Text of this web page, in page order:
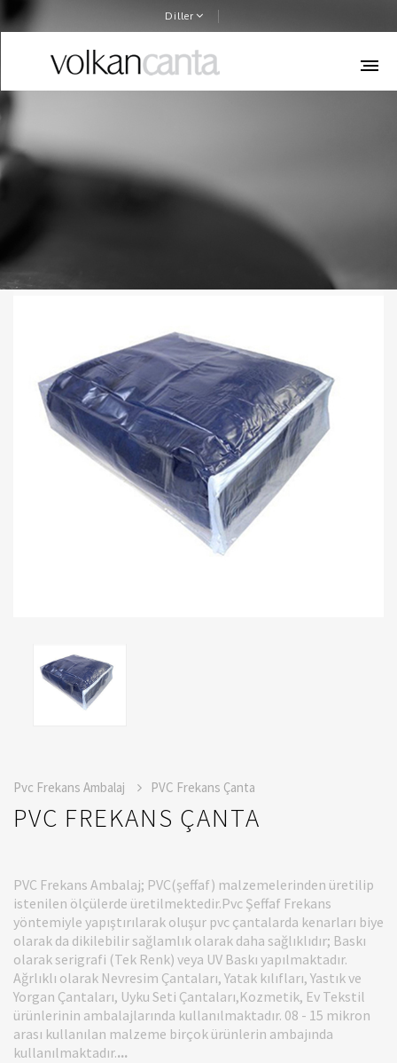
Diller
Pvc Frekans Ambalaj PVC Frekans Çanta
PVC FREKANS ÇANTA
PVC Frekans Ambalaj; PVC(şeffaf) malzemelerinden üretilip
istenilen ölçülerde üretilmektedir.Pvc Şeffaf Frekans
yöntemiyle yapıştırılarak oluşur pvc çantalarda kenarları biye
olarak da dikilebilir sağlamlık olarak daha sağlıklıdır; Baskı
olarak serigrafi (Tek Renk) veya UV Baskı yapılmaktadır.
Ağrlıklı olarak Nevresim Çantaları, Yatak kılıfları, Yastık ve
Yorgan Çantaları, Uyku Seti Çantaları,Kozmetik, Ev Tekstil
ürünlerinin ambalajlarında kullanılmaktadır. 08 - 15 mikron
arası kullanılan malzeme birçok ürünlerin ambajında
kullanılmaktadır....